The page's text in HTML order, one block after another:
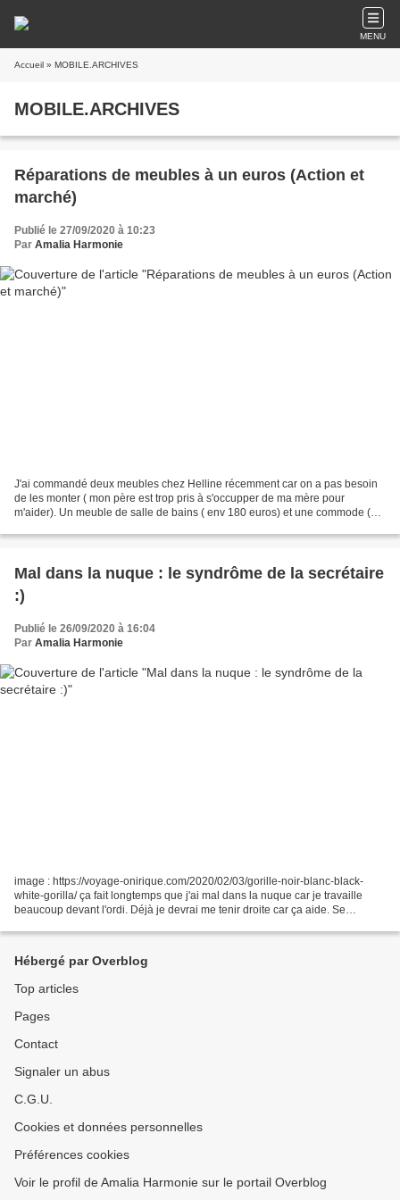
MENU
Accueil » MOBILE.ARCHIVES
MOBILE.ARCHIVES
Réparations de meubles à un euros (Action et
marché)
Publié le 27/09/2020 à 10:23
Par Amalia Harmonie
J'ai commandé deux meubles chez Helline récemment car on a pas besoin
de les monter ( mon père est trop pris à s'occupper de ma mère pour
m'aider). Un meuble de salle de bains ( env 180 euros) et une commode (
Mal dans la nuque : le syndrôme de la secrétaire
:)
Publié le 26/09/2020 à 16:04
Par Amalia Harmonie
image : https://voyage-onirique.com/2020/02/03/gorille-noir-blanc-black-
white-gorilla/ ça fait longtemps que j'ai mal dans la nuque car je travaille
beaucoup devant l'ordi. Déjà je devrai me tenir droite car ça aide. Se
Hébergé par Overblog
Top articles
Pages
Contact
Signaler un abus
C.G.U.
Cookies et données personnelles
Préférences cookies
Voir le profil de Amalia Harmonie sur le portail Overblog